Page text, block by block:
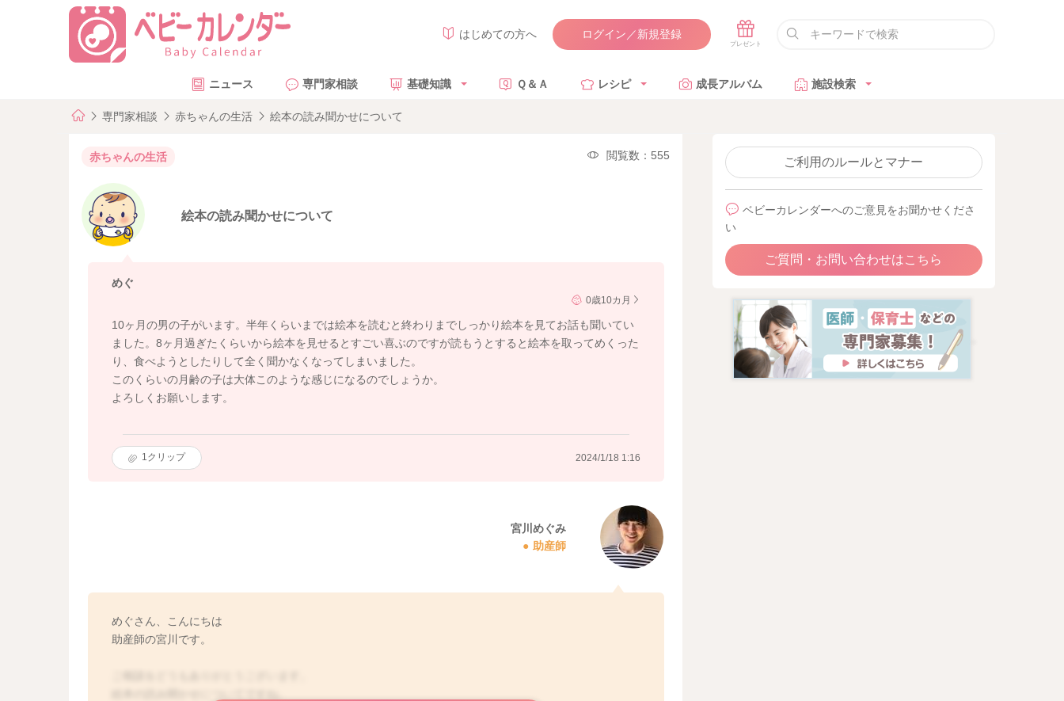
はじめての方へ ログイン／新規登録
ニュース 専門家相談 基礎知識 Ｑ＆Ａ レシピ 成長アルバム 施設検索
専門家相談 赤ちゃんの生活 絵本の読み聞かせについて
赤ちゃんの生活 閲覧数：555
絵本の読み聞かせについて
めぐ
0歳10カ月
10ヶ月の男の子がいます。半年くらいまでは絵本を読むと終わりまでしっかり絵本を見てお話も聞いてい
ました。8ヶ月過ぎたくらいから絵本を見せるとすごい喜ぶのですが読もうとすると絵本を取ってめくった
り、食べようとしたりして全く聞かなくなってしまいました。
このくらいの月齢の子は大体このような感じになるのでしょうか。
よろしくお願いします。
1クリップ 2024/1/18 1:16
宮川めぐみ
助産師
めぐさん、こんにちは
助産師の宮川です。
ご利用のルールとマナー
ベビーカレンダーへのご意見をお聞かせくださ
い
ご質問・お問い合わせはこちら